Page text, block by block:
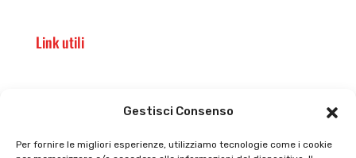
Gestisci Consenso
Per fornire le migliori esperienze, utilizziamo tecnologie come i cookie
Link utili